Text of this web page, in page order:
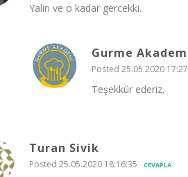
Yalin ve o kadar gercekki.
Gurme
Posted 25.05.2020
Teşekkür ederiz.
Turan Sivik
Posted 25.05.2020 18:16:35 CEVAPLA